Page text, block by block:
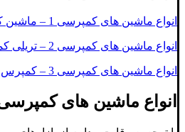
انواع ماشین های کمپرسی 1 – ماشین کمپرسی
انواع ماشین های کمپرسی 2 – تریلی کمپرسی
انواع ماشین های کمپرسی 3 – کمپرس سازی
انواع ماشین های